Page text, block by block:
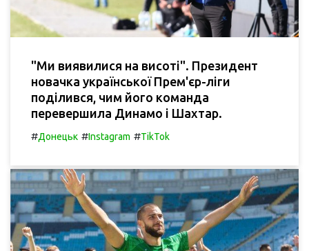
"Ми виявилися на висоті". Президент
новачка української Прем'єр-ліги
поділився, чим його команда
перевершила Динамо і Шахтар.
#Донецьк #Instagram #TikTok